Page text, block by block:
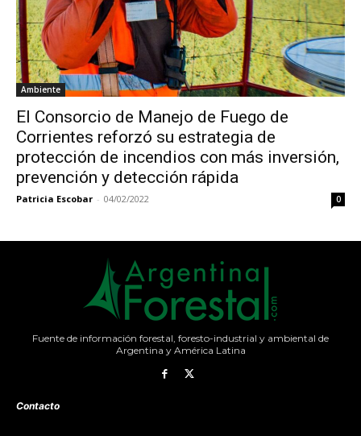
Ambiente
El Consorcio de Manejo de Fuego de
Corrientes reforzó su estrategia de
protección de incendios con más inversión,
prevención y detección rápida
Patricia Escobar - 04/02/2022 0
Fuente de información forestal, foresto-industrial y ambiental de
Argentina y América Latina
Contacto